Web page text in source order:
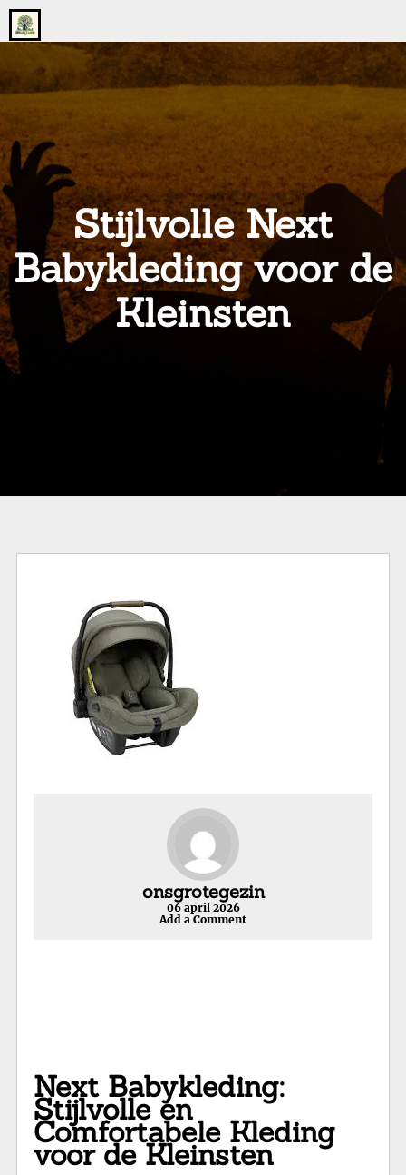
Go
to
home
page
onsgrotegezin.nl
Stijlvolle Next
Babykleding voor de
Kleinsten
onsgrotegezin
06 april 2026
Add a Comment
Next Babykleding:
Stijlvolle en
Comfortabele Kleding
voor de Kleinsten